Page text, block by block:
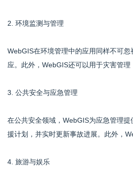
2. 环境监测与管理
WebGIS在环境管理中的应用同样不可
应。此外，WebGIS还可以用于灾害管
3. 公共安全与应急管理
在公共安全领域，WebGIS为应急管理
援计划，并实时更新事故进展。此外，
4. 旅游与娱乐